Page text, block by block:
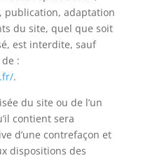
publication, adaptation
du site, quel que soit
est interdite, sauf
:
.
du site ou de l’un
contient sera
d’une contrefaçon et
dispositions des